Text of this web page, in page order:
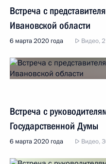
Встреча с
Ивановской области
6 марта 2020 года Видео,
Встреча с
Государственной Думы
6 марта 2020 года Видео,